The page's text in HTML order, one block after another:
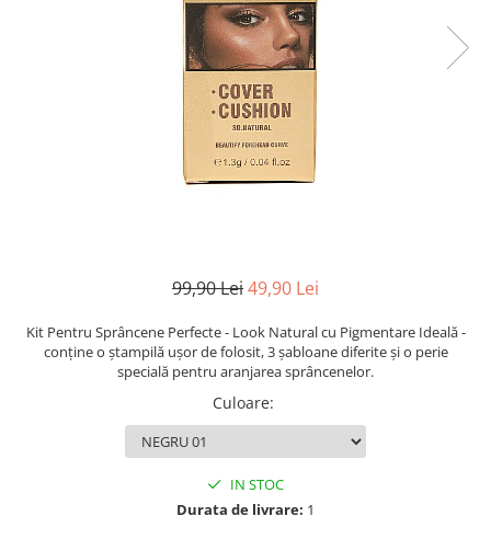
99,90 Lei49,90 Lei
Kit Pentru Sprâncene Perfecte - Look Natural cu Pigmentare Ideală -
conține o ștampilă ușor de folosit, 3 șabloane diferite și o perie
specială pentru aranjarea sprâncenelor.
Culoare:
IN STOC
Durata de livrare: 1